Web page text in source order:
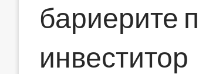
бариерите
инвеститор